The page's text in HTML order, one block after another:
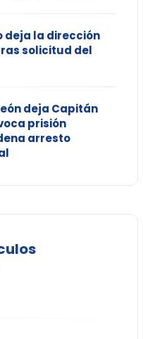
deja la dirección
solicitud del
deja Capitán
prisión
arresto